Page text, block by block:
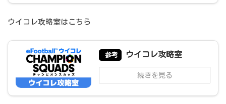
ウイコレ攻略室はこちら
参考 ウイコレ攻略室
続きを見る